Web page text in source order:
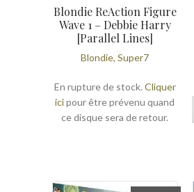
Blondie ReAction Figure
Wave 1 – Debbie Harry
[Parallel Lines]
Blondie, Super7
En rupture de stock. Cliquer
icipour être prévenu quand
ce disque sera de retour.